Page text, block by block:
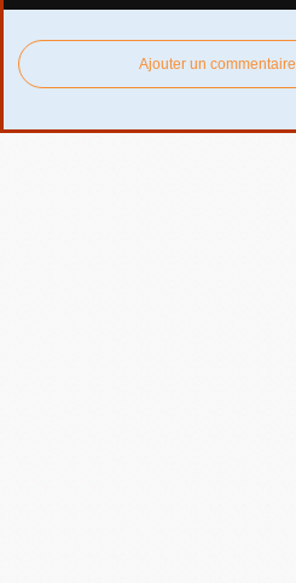
Ajouter un commentaire